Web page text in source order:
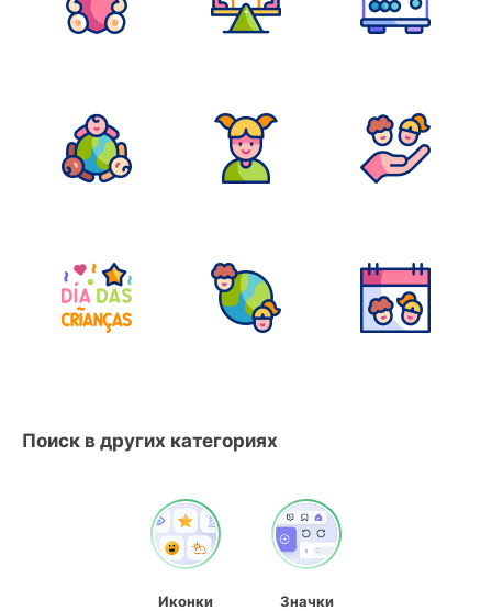
Поиск в других категориях
Иконки
Значки